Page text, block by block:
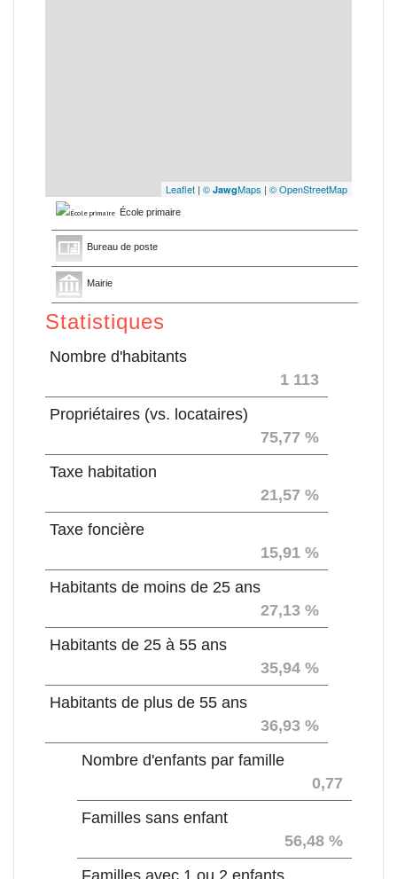
Leaflet | © JawgMaps | © OpenStreetMap
École primaire
Bureau de poste
Mairie
Statistiques
Nombre d'habitants
1 113
Propriétaires (vs. locataires)
75,77 %
Taxe habitation
21,57 %
Taxe foncière
15,91 %
Habitants de moins de 25 ans
27,13 %
Habitants de 25 à 55 ans
35,94 %
Habitants de plus de 55 ans
36,93 %
Nombre d'enfants par famille
0,77
Familles sans enfant
56,48 %